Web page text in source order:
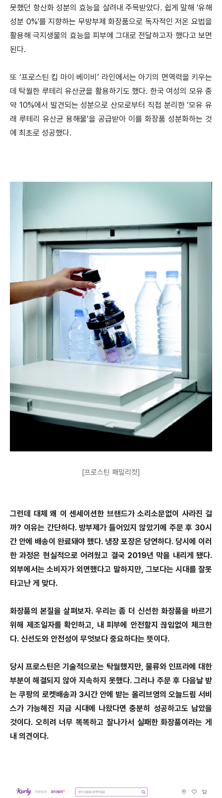
못했던 항산화 성분의 효능을 살려내 주목받았다. 쉽게 말해 '유해
성분 0%'를 지향하는 무방부제 화장품으로 독자적인 저온 요법을
활용해 극지생물의 효능을 피부에 그대로 전달하고자 했다고 보면
된다.
또 ‘프로스틴 킵 마이 베이비’ 라인에서는 아기의 면역력을 키우는
데 탁월한 루테리 유산균을 활용하기도 했다. 한국 여성의 모유 중
약 10%에서 발견되는 성분으로 산모로부터 직접 분리한 ‘모유 유
래 루테리 유산균 용해물’을 공급받아 이를 화장품 성분화하는 것
에 최초로 성공했다.
[프로스틴 패밀리컷]
그런데 대체 왜 이 센세이션한 브랜드가 소리소문없이 사라진 걸
까? 이유는 간단하다. 방부제가 들어있지 않았기에 주문 후 30시
간 안에 배송이 완료돼야 했다. 냉장 포장은 당연하다. 당시에 이러
한 과정은 현실적으로 어려웠고 결국 2019년 막을 내리게 됐다.
외부에서는 소비자가 외면했다고 말하지만, 그보다는 시대를 잘못
타고난 게 맞다.
화장품의 본질을 살펴보자. 우리는 좀 더 신선한 화장품을 바르기
위해 제조일자를 확인하고, 내 피부에 안전할지 끊임없이 체크한
다. 신선도와 안전성이 무엇보다 중요하다는 뜻이다.
당시 프로스틴은 기술적으로는 탁월했지만, 물류와 인프라에 대한
부분이 해결되지 않아 지속하지 못했다. 그러나 주문 후 다음날 받
는 쿠팡의 로켓배송과 3시간 안에 받는 올리브영의 오늘드림 서비
스가 가능해진 지금 시대에 나왔다면 충분히 성공하고도 남았을
것이다. 오히려 너무 똑똑하고 잘나가서 실패한 화장품이라는 게
내 의견이다.